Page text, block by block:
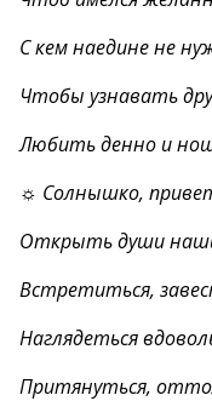
С кем наедине не
Чтобы узнавать
Любить денно и
☼ Солнышко,
Открыть души
Встретиться,
Наглядеться
Притянуться,